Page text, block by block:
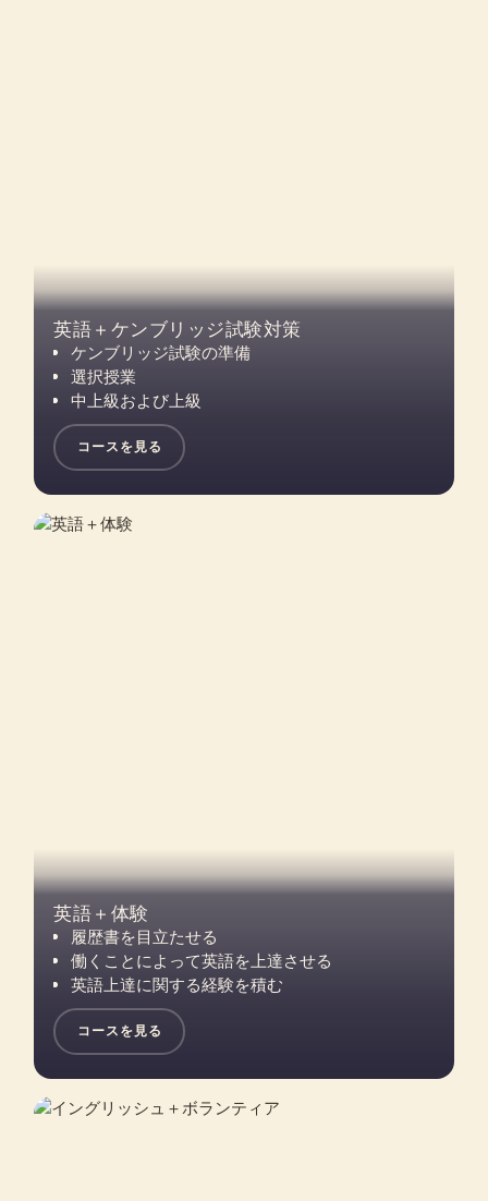
英語＋ケンブリッジ試験対策
ケンブリッジ試験の準備
選択授業
中上級および上級
コースを見る
英語＋体験
履歴書を目立たせる
働くことによって英語を上達させる
英語上達に関する経験を積む
コースを見る